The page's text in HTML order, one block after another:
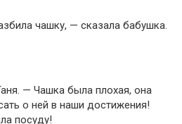
чашку, — сказала бабушка.
— Чашка была плохая, она
о ней в наши достижения!
посуду!